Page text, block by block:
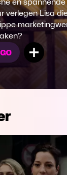
en
verlegen Lisa
Mijn